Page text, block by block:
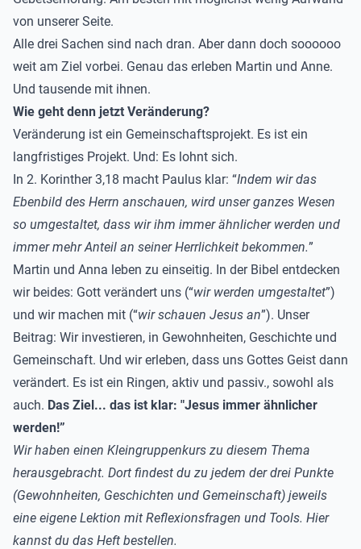
von unserer Seite.
Alle drei Sachen sind nach dran. Aber dann doch soooooo
weit am Ziel vorbei. Genau das erleben Martin und Anne.
Und tausende mit ihnen.
Wie geht denn jetzt Veränderung?
Veränderung ist ein Gemeinschaftsprojekt. Es ist ein
langfristiges Projekt. Und: Es lohnt sich.
In 2. Korinther 3,18 macht Paulus klar: “Indem wir das
Ebenbild des Herrn anschauen, wird unser ganzes Wesen
so umgestaltet, dass wir ihm immer ähnlicher werden und
immer mehr Anteil an seiner Herrlichkeit bekommen.”
Martin und Anna leben zu einseitig. In der Bibel entdecken
wir beides: Gott verändert uns (“wir werden umgestaltet”)
und wir machen mit (“wir schauen Jesus an”). Unser
Beitrag: Wir investieren, in Gewohnheiten, Geschichte und
Gemeinschaft. Und wir erleben, dass uns Gottes Geist dann
verändert. Es ist ein Ringen, aktiv und passiv., sowohl als
auch. Das Ziel... das ist klar: "Jesus immer ähnlicher
werden!”
Wir haben einen Kleingruppenkurs zu diesem Thema
herausgebracht. Dort findest du zu jedem der drei Punkte
(Gewohnheiten, Geschichten und Gemeinschaft) jeweils
eine eigene Lektion mit Reflexionsfragen und Tools. Hier
kannst du das Heft bestellen.